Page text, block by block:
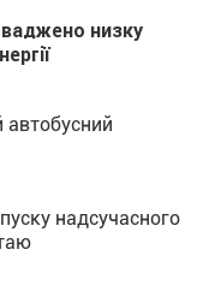
низку
автобусний
надсучасного